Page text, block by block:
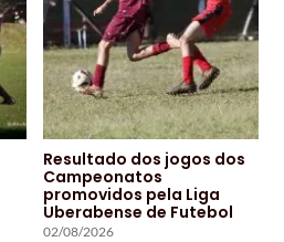
Resultado dos jogos dos
Campeonatos
promovidos pela Liga
Uberabense de Futebol
02/08/2026